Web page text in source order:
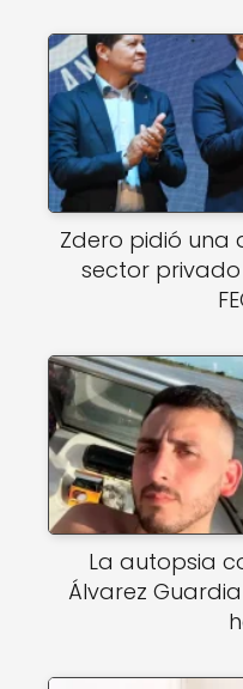
Zdero pidió una
sector
La autopsia
Álvarez